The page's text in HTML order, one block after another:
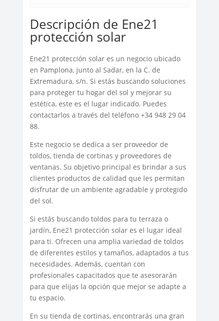
Descripción de Ene21
protección solar
Ene21 protección solar es un negocio ubicado
en Pamplona, junto al Sadar, en la C. de
Extremadura, s/n. Si estás buscando soluciones
para proteger tu hogar del sol y mejorar su
estética, este es el lugar indicado. Puedes
contactarlos a través del teléfono +34 948 29 04
88.
Este negocio se dedica a ser proveedor de
toldos, tienda de cortinas y proveedores de
ventanas. Su objetivo principal es brindar a sus
clientes productos de calidad que les permitan
disfrutar de un ambiente agradable y protegido
del sol.
Si estás buscando toldos para tu terraza o
jardín, Ene21 protección solar es el lugar ideal
para ti. Ofrecen una amplia variedad de toldos
de diferentes estilos y tamaños, adaptados a tus
necesidades. Además, cuentan con
profesionales capacitados que te asesorarán
para que elijas la opción que mejor se adapte a
tu espacio.
En su tienda de cortinas, encontrarás una gran